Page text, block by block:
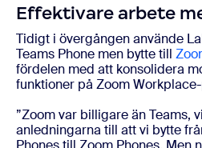
Effektivare arbete
Tidigt i övergången använde
Teams Phone men bytte till
fördelen med att konsolidera
funktioner på Zoom
”Zoom var billigare än Teams,
anledningarna till att vi bytte